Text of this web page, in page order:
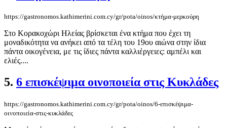
https://gastronomos.kathimerini.com.cy/gr/pota/oinos/κτήμα-μερκούρη
Στο Κορακοχώρι Ηλείας βρίσκεται ένα κτήμα που έχει τη
μοναδικότητα να ανήκει από τα τέλη του 19ου αιώνα στην ίδια
πάντα οικογένεια, με τις ίδιες πάντα καλλιέργειες: αμπέλι και
ελιές....
5. 6 επισκέψιμα οινοποιεία στις Κυκλάδες
https://gastronomos.kathimerini.com.cy/gr/pota/oinos/6-επισκέψιμα-
οινοποιεία-στις-κυκλάδες